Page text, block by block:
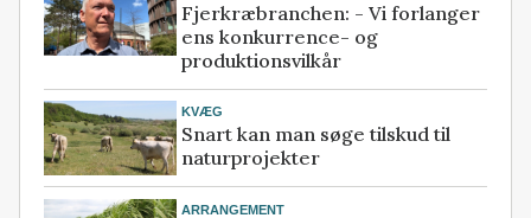
Fjerkræbranchen: - Vi forlanger
ens konkurrence- og
produktionsvilkår
KVÆG
Snart kan man søge tilskud til
naturprojekter
ARRANGEMENT